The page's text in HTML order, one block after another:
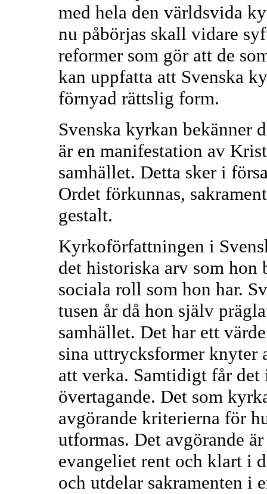
med hela den världsvida
nu påbörjas skall vidare
reformer som gör att de
kan uppfatta att Svenska
förnyad rättslig form.
Svenska kyrkan bekänner
är en manifestation av
samhället. Detta sker i
Ordet förkunnas,
gestalt.
Kyrkoförfattningen i
det historiska arv som
sociala roll som hon har.
tusen år då hon själv
samhället. Det har ett
sina uttrycksformer knyter
att verka. Samtidigt får
övertagande. Det som
avgörande kriterierna för
utformas. Det avgörande
evangeliet rent och klart i
och utdelar sakramenten i